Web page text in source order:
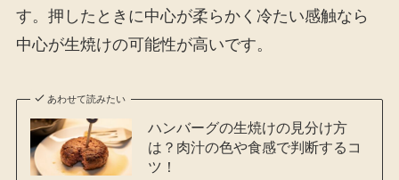
す。押したときに中心が柔らかく冷たい感触なら
中心が生焼けの可能性が高いです。
あわせて読みたい
ハンバーグの生焼けの見分け方
は？肉汁の色や食感で判断するコ
ツ！